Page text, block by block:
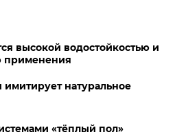
высокой водостойкостью и
применения
натуральное
«тёплый пол»